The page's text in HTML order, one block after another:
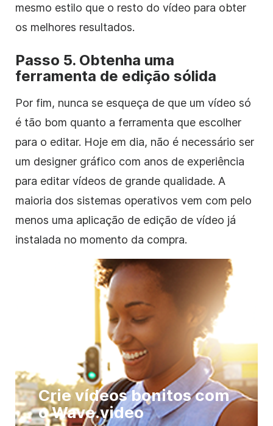
mesmo estilo que o resto do vídeo para obter
os melhores resultados.
Passo 5. Obtenha uma
ferramenta de edição sólida
Por fim, nunca se esqueça de que um vídeo só
é tão bom quanto a ferramenta que escolher
para o editar. Hoje em dia, não é necessário ser
um designer gráfico com anos de experiência
para editar vídeos de grande qualidade. A
maioria dos sistemas operativos vem com pelo
menos uma aplicação de edição de vídeo já
instalada no momento da compra.
Crie vídeos bonitos com
o Wave.video